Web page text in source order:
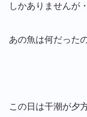
しかありませんが
あの魚は何だった
この日は干潮が夕